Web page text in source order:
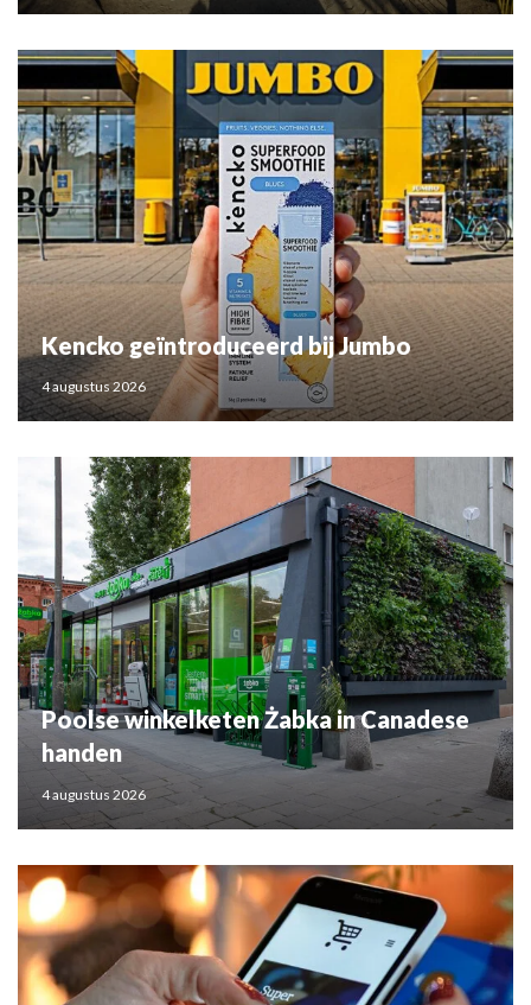
Kencko geïntroduceerd bij Jumbo
4 augustus 2026
Poolse winkelketen Żabka in Canadese
handen
4 augustus 2026